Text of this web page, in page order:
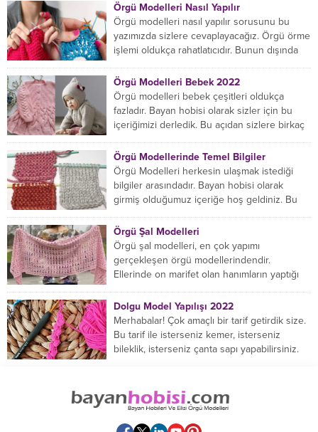
Örgü Modelleri Nasıl Yapılır
Örgü modelleri nasıl yapılır sorusunu bu
yazımızda sizlere cevaplayacağız. Örgü örme
işlemi oldukça rahatlatıcıdır. Bunun dışında
Örgü Modelleri Bebek 2022
Örgü modelleri bebek çeşitleri oldukça
fazladır. Bayan hobisi olarak sizler için bu
içeriğimizi derledik. Bu açıdan sizlere birkaç
Örgü Modellerinde Temel Bilgiler
Örgü Modelleri herkesin ulaşmak istediği
bilgiler arasındadır. Bayan hobisi olarak
girmiş olduğumuz içeriğe hoş geldiniz. Bu
Örgü Şal Modelleri
Örgü şal modelleri, en çok yapımı
gerçekleşen örgü modellerindendir.
Ellerinde on marifet olan hanımların yaptığı
Dolgu Model Yapılışı 2022
Merhabalar! Çok amaçlı bir tarif getirdik size.
Bu tarif ile isterseniz kemer, isterseniz
bileklik, isterseniz çanta sapı yapabilirsiniz.